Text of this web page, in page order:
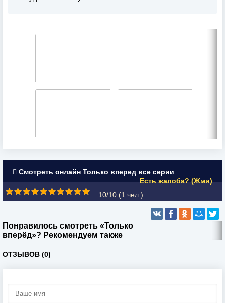
Смотреть онлайн Только вперед все серии
Есть жалоба? (Жми)
10/10 (1 чел.)
Понравилось смотреть «Только
вперёд»? Рекомендуем также
ОТЗЫВОВ (0)